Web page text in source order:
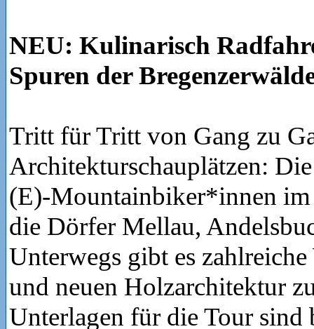
NEU: Kulinarisch
Spuren der
Tritt für Tritt von Gang zu
Architekturschauplätzen:
(E)-Mountainbiker*innen
die Dörfer Mellau,
Unterwegs gibt es
und neuen Holzarchitektur
Unterlagen für die Tour sind